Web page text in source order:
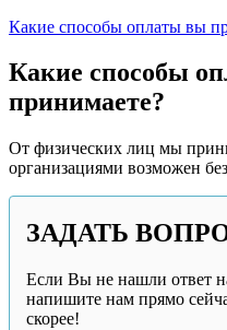
Какие способы оплаты вы
Какие способы
принимаете?
От физических лиц мы
организациями возможен
ЗАДАТЬ
Если Вы не нашли ответ
напишите нам прямо
скорее!